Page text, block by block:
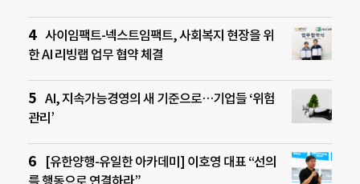
사이임팩트-넥스트임팩트, 사회복지 현장을 위
한 AI 리빙랩 업무 협약 체결
AI, 지속가능경영의 새 기준으로…기업들 ‘위험
관리’
[유한양행-유일한 아카데미] 이호영 대표 “선의
를 행동으로 연결하라”